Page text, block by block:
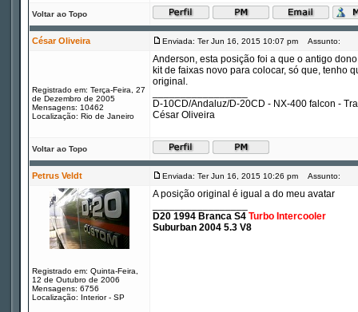
Voltar ao Topo
César Oliveira Enviada: Ter Jun 16, 2015 10:07 pm Assunto:
Registrado em: Terça-Feira, 27
de Dezembro de 2005
Mensagens: 10462
Localização: Rio de Janeiro
Anderson, esta posição foi a que o antigo
kit de faixas novo para colocar, só que, tenho
original.
D-10CD/Andaluz/D-20CD - NX-400 falcon -
César Oliveira
Voltar ao Topo
Petrus Veldt Enviada: Ter Jun 16, 2015 10:26 pm Assunto:
Registrado em: Quinta-Feira,
12 de Outubro de 2006
Mensagens: 6756
Localização: Interior - SP
A posição original é igual a do meu avatar
D20 1994 Branca S4 Turbo Intercooler
Suburban 2004 5.3 V8